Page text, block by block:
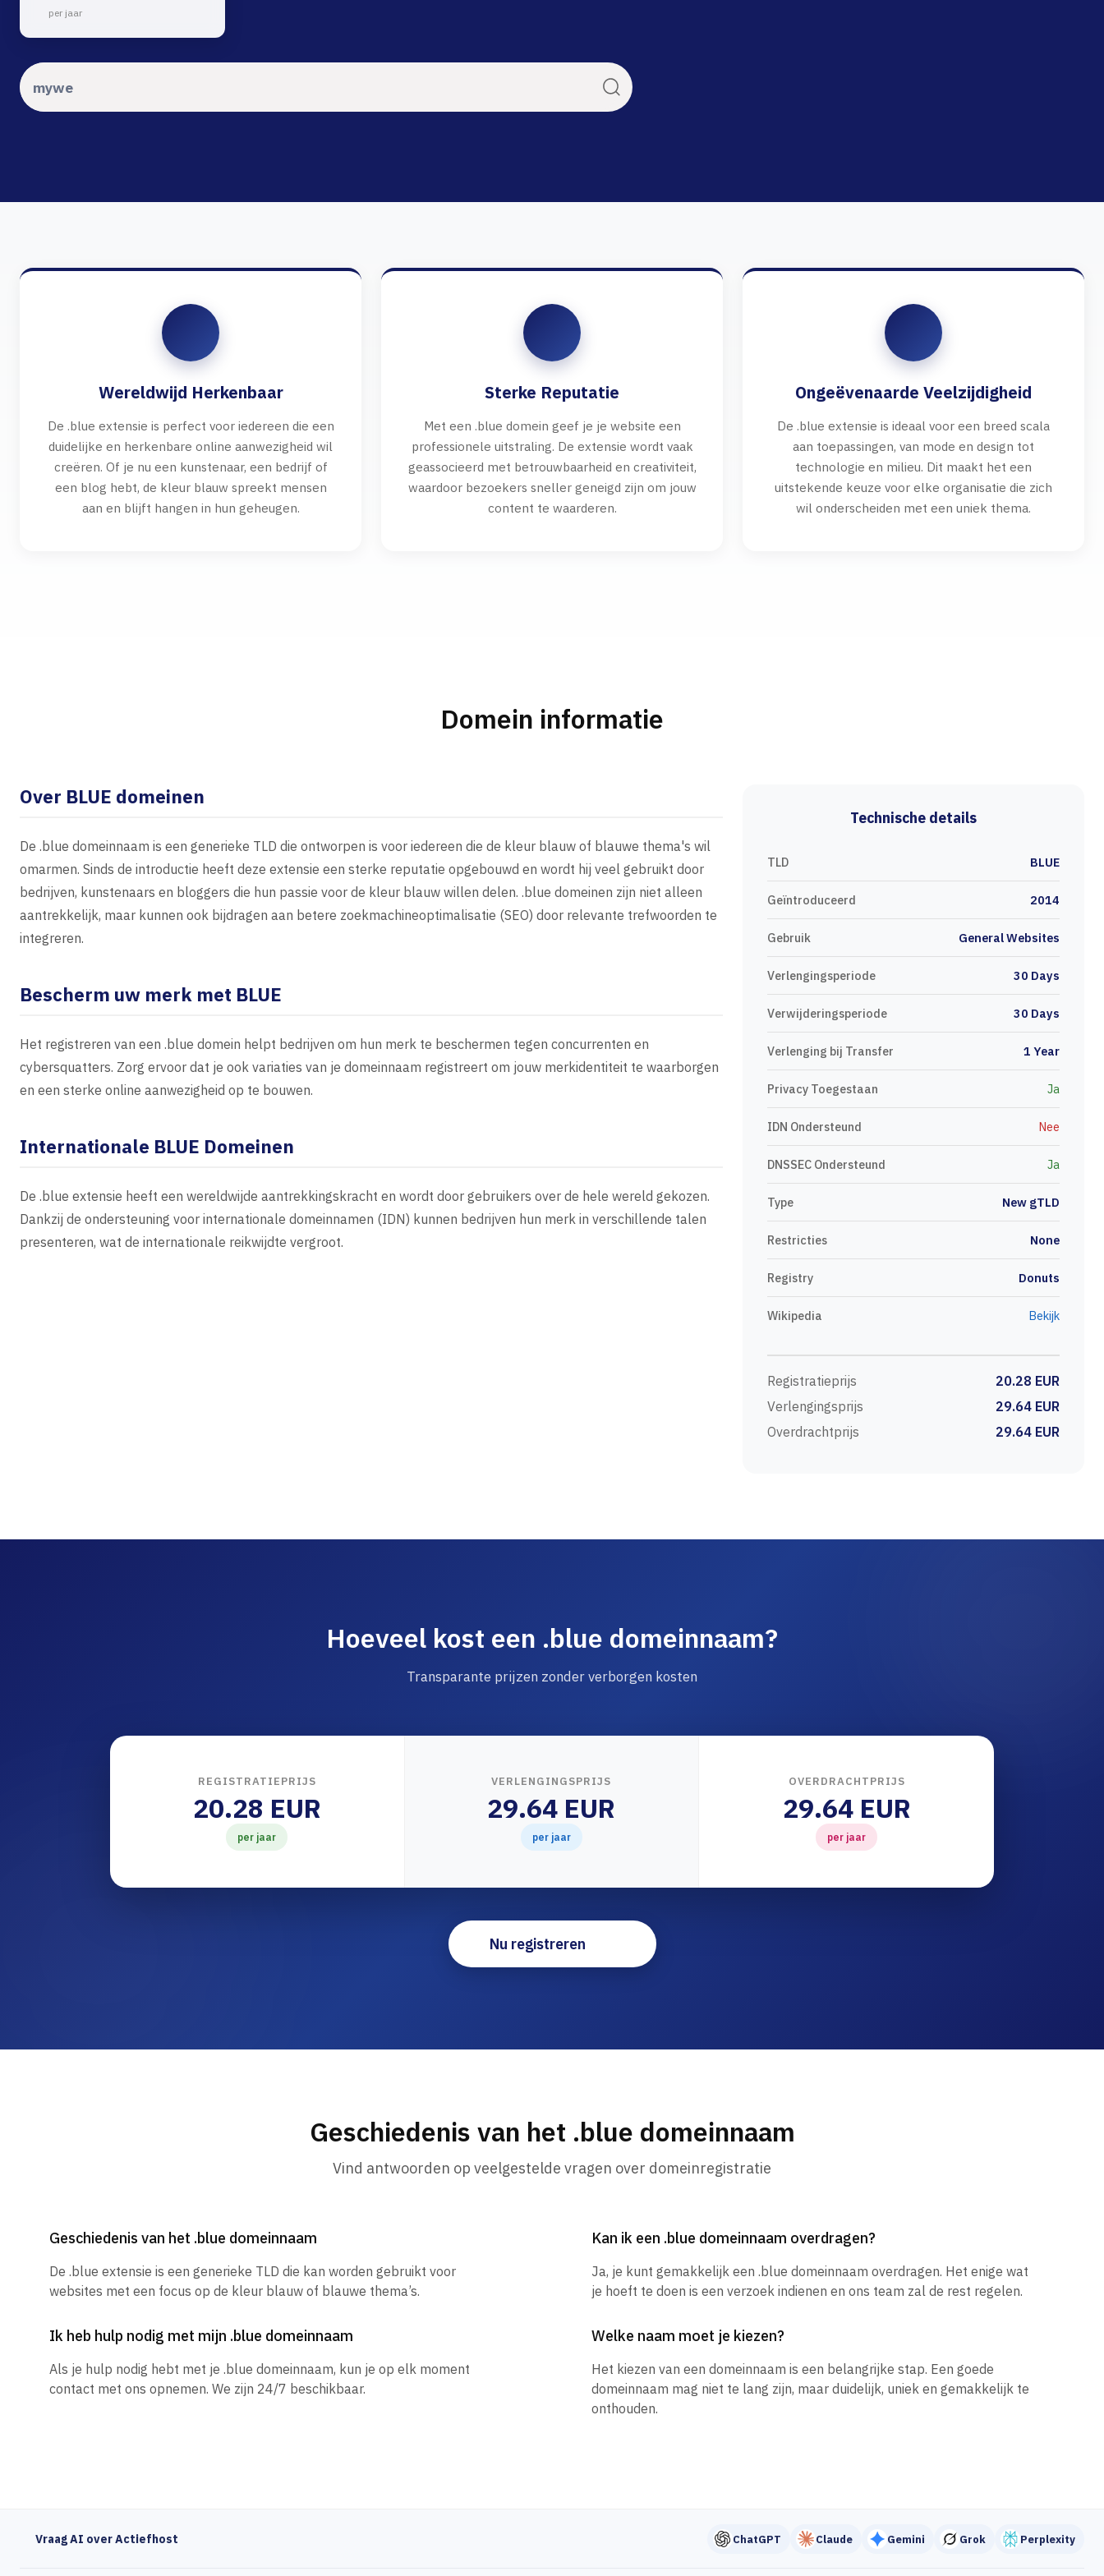
per jaar
Wereldwijd Herkenbaar
De .blue extensie is perfect voor iedereen die een
duidelijke en herkenbare online aanwezigheid wil
creëren. Of je nu een kunstenaar, een bedrijf of
een blog hebt, de kleur blauw spreekt mensen
aan en blijft hangen in hun geheugen.
Sterke Reputatie
Met een .blue domein geef je je website een
professionele uitstraling. De extensie wordt vaak
geassocieerd met betrouwbaarheid en creativiteit,
waardoor bezoekers sneller geneigd zijn om jouw
content te waarderen.
Ongeëvenaarde Veelzijdigheid
De .blue extensie is ideaal voor een breed scala
aan toepassingen, van mode en design tot
technologie en milieu. Dit maakt het een
uitstekende keuze voor elke organisatie die zich
wil onderscheiden met een uniek thema.
Domein informatie
Over BLUE domeinen
De .blue domeinnaam is een generieke TLD die ontworpen is voor iedereen die de kleur blauw of blauwe thema's wil
omarmen. Sinds de introductie heeft deze extensie een sterke reputatie opgebouwd en wordt hij veel gebruikt door
bedrijven, kunstenaars en bloggers die hun passie voor de kleur blauw willen delen. .blue domeinen zijn niet alleen
aantrekkelijk, maar kunnen ook bijdragen aan betere zoekmachineoptimalisatie (SEO) door relevante trefwoorden te
integreren.
Bescherm uw merk met BLUE
Het registreren van een .blue domein helpt bedrijven om hun merk te beschermen tegen concurrenten en
cybersquatters. Zorg ervoor dat je ook variaties van je domeinnaam registreert om jouw merkidentiteit te waarborgen
en een sterke online aanwezigheid op te bouwen.
Internationale BLUE Domeinen
De .blue extensie heeft een wereldwijde aantrekkingskracht en wordt door gebruikers over de hele wereld gekozen.
Dankzij de ondersteuning voor internationale domeinnamen (IDN) kunnen bedrijven hun merk in verschillende talen
presenteren, wat de internationale reikwijdte vergroot.
Technische details
TLD BLUE
Geïntroduceerd 2014
Gebruik General Websites
Verlengingsperiode 30 Days
Verwijderingsperiode 30 Days
Verlenging bij Transfer 1 Year
Privacy Toegestaan Ja
IDN Ondersteund Nee
DNSSEC Ondersteund Ja
Type New gTLD
Restricties None
Registry Donuts
Wikipedia Bekijk
Registratieprijs
20.28 EUR
Verlengingsprijs
29.64 EUR
Overdrachtprijs
29.64 EUR
Hoeveel kost een .blue domeinnaam?
Transparante prijzen zonder verborgen kosten
REGISTRATIEPRIJS
20.28 EUR
per jaar
VERLENGINGSPRIJS
29.64 EUR
per jaar
OVERDRACHTPRIJS
29.64 EUR
per jaar
Nu registreren
Geschiedenis van het .blue domeinnaam
Vind antwoorden op veelgestelde vragen over domeinregistratie
Geschiedenis van het .blue domeinnaam
De .blue extensie is een generieke TLD die kan worden gebruikt voor
websites met een focus op de kleur blauw of blauwe thema’s.
Kan ik een .blue domeinnaam overdragen?
Ja, je kunt gemakkelijk een .blue domeinnaam overdragen. Het enige wat
je hoeft te doen is een verzoek indienen en ons team zal de rest regelen.
Ik heb hulp nodig met mijn .blue domeinnaam
Als je hulp nodig hebt met je .blue domeinnaam, kun je op elk moment
contact met ons opnemen. We zijn 24/7 beschikbaar.
Welke naam moet je kiezen?
Het kiezen van een domeinnaam is een belangrijke stap. Een goede
domeinnaam mag niet te lang zijn, maar duidelijk, uniek en gemakkelijk te
onthouden.
Vraag AI over Actiefhost ChatGPT Claude Gemini Grok Perplexity